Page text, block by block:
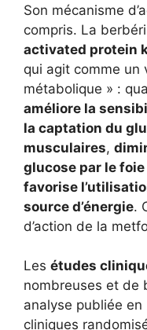
Son mécanisme
compris. La
activated protein
qui agit comme un
métabolique » :
améliore la
la captation du
musculaires,
glucose par le foie
favorise
source d’énergie.
d’action de la
Les études
nombreuses et de
analyse publiée
cliniques